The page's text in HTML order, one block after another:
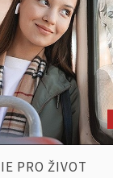
PRO ŽIVOT